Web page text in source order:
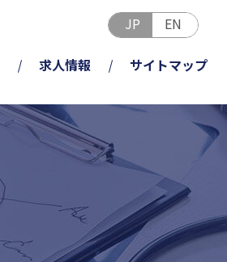
JP EN
求人情報 サイトマップ